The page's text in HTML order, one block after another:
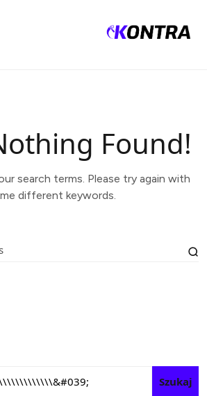
Found!
search terms. Please try again with
different keywords.
Szukaj